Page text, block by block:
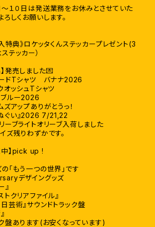
〜１０日は発送業務をお休みとさせていた
ろしくお願いします。
特典》ロケッタくんステッカープレゼント(3
テッカー）
発売しました💌
ードTシャツ バナナ2026
オッシュTシャツ
ルー2026
ズアップありがとうっ！
い』2026 7/21,22
ーブライトオリーブ入荷しました
ズ残りわずかです。
中】pick up !
「もう一つの世界」です
デザイングッズ
』
トクリアファイル』
芸術』サウンドトラック盤
盤あります(お安くなっています)